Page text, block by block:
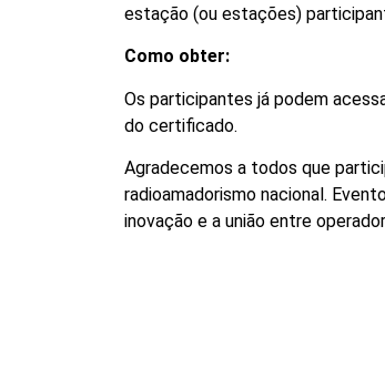
estação (ou estações)
Como obter:
Os participantes já podem
do certificado.
Agradecemos a todos que
radioamadorismo nacional.
inovação e a união entre